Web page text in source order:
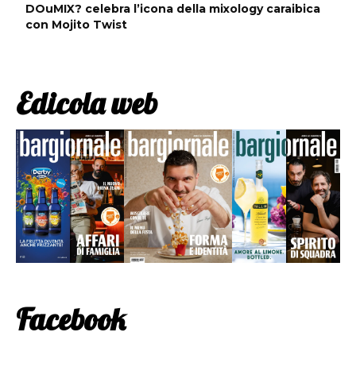
DOuMIX? celebra l’icona della mixology caraibica
con Mojito Twist
Edicola web
Facebook